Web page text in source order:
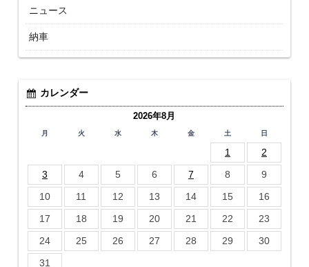
ニュース
納車
カレンダー
2026年8月
月 火 水 木 金 土 日
1
2
3
4 5 6 7 8
9
10
11 12 13 14 15
16
17
18 19 20 21 22
23
24
25 26 27 28 29
30
31